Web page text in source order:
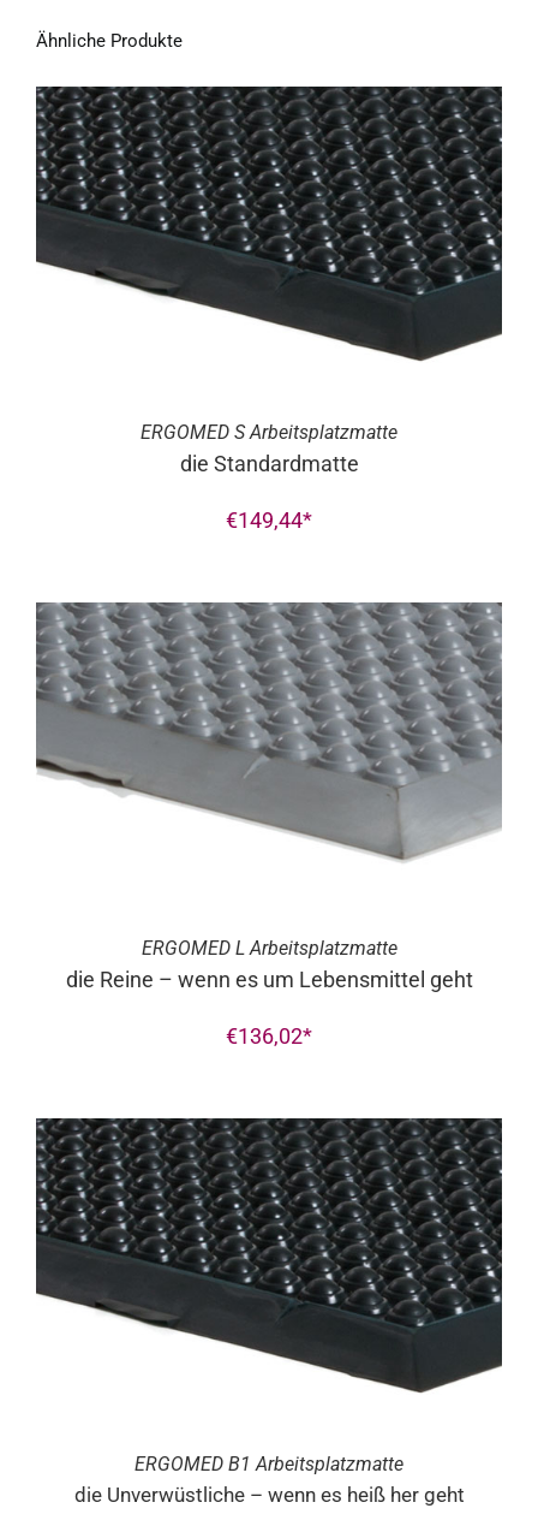
Ähnliche Produkte
ERGOMED S Arbeitsplatzmatte
die Standardmatte
€149,44
ERGOMEDL Arbeitsplatzmatte
die Reine – wenn es um Lebensmittel geht
€136,02
ERGOMED B1 Arbeitsplatzmatte
die Unverwüstliche – wenn es heiß her geht